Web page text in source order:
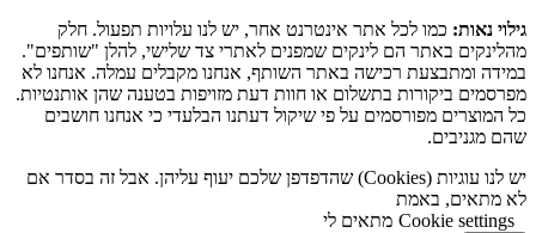
גילוי נאות: כמו לכל אתר אינטרנט אחר, יש לנו עלויות תפעול. חלק
מהלינקים באתר הם לינקים שמפנים לאתרי צד שלישי, להלן "שותפים".
במידה ומתבצעת רכישה באתר השותף, אנחנו מקבלים עמלה. אנחנו לא
מפרסמים ביקורות בתשלום או חוות דעת מזויפות בטענה שהן אותנטיות.
כל המוצרים מפורסמים על פי שיקול דעתנו הבלעדי כי אנחנו חושבים
שהם מגניבים.
יש לנו עוגיות (Cookies) שהדפדפן שלכם יעוף עליהן. אבל זה בסדר אם
לא מתאים, באמת
Cookie settings מתאים לי